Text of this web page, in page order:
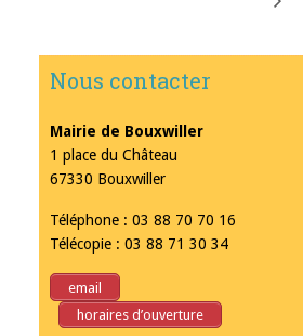
Nous contacter
Mairie de Bouxwiller
1 place du Château
67330 Bouxwiller
Téléphone : 03 88 70 70 16
Télécopie : 03 88 71 30 34
email
horaires d’ouverture